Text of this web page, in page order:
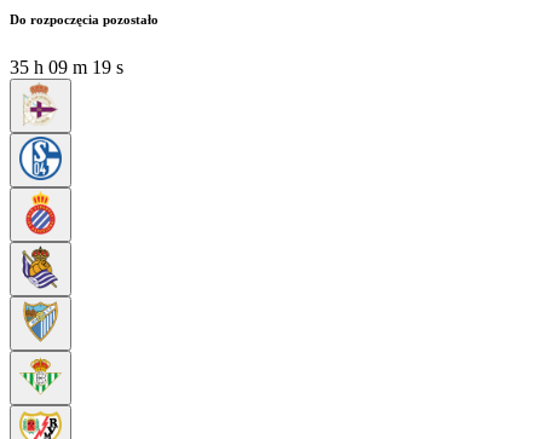
Do rozpoczęcia pozostało
35 h 09 m 18 s